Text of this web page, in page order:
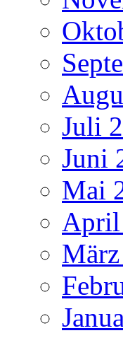
Juli
Juni
Mai
April